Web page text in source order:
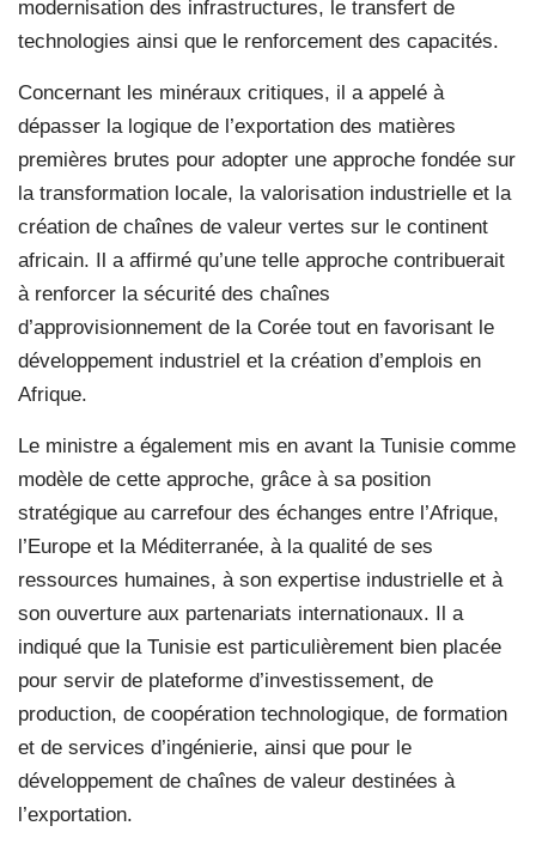
modernisation des infrastructures, le transfert de
technologies ainsi que le renforcement des capacités.
Concernant les minéraux critiques, il a appelé à
dépasser la logique de l’exportation des matières
premières brutes pour adopter une approche fondée sur
la transformation locale, la valorisation industrielle et la
création de chaînes de valeur vertes sur le continent
africain. Il a affirmé qu’une telle approche contribuerait
à renforcer la sécurité des chaînes
d’approvisionnement de la Corée tout en favorisant le
développement industriel et la création d’emplois en
Afrique.
Le ministre a également mis en avant la Tunisie comme
modèle de cette approche, grâce à sa position
stratégique au carrefour des échanges entre l’Afrique,
l’Europe et la Méditerranée, à la qualité de ses
ressources humaines, à son expertise industrielle et à
son ouverture aux partenariats internationaux. Il a
indiqué que la Tunisie est particulièrement bien placée
pour servir de plateforme d’investissement, de
production, de coopération technologique, de formation
et de services d’ingénierie, ainsi que pour le
développement de chaînes de valeur destinées à
l’exportation.